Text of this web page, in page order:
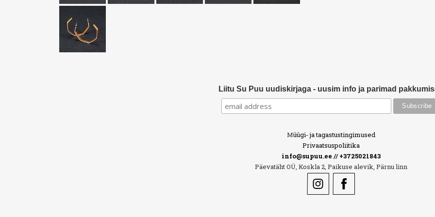
Liitu Su Puu uudiskirjaga - uusim info ja parimad
Müügi- ja tagastustingimused
Privaatsuspoliitika
info@supuu.ee // +3725021843
Päevatäht OÜ, Koskla 2, Paikuse alevik, Pärnu linn